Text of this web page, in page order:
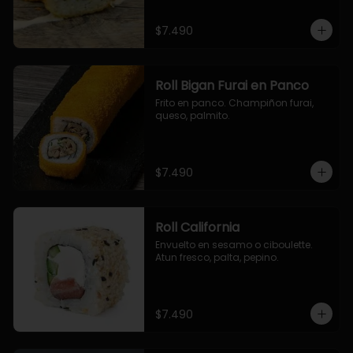
$7.490
Roll Bigan Furai en Panco
Frito en panco. Champiñon furai,
queso, palmito.
$7.490
Roll California
Envuelto en sesamo o ciboulette.
Atun fresco, palta, pepino.
$7.490